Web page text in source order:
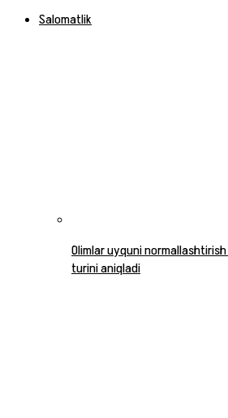
Salomatlik
Olimlar uyquni
turini aniqladi